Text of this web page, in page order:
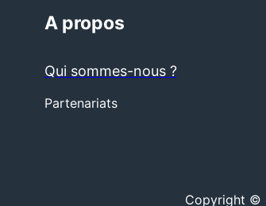
A propos
Qui sommes-nous ?
Partenariats
Copyright ©